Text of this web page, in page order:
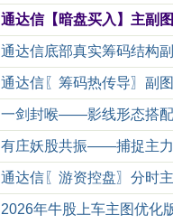
通达信【暗盘买入】主副
通达信底部真实筹码结构
通达信〖筹码热传导〗副
一剑封喉——影线形态搭配
有庄妖股共振——捕捉主力
通达信〖游资控盘〗分时
2026年牛股上车主图优化